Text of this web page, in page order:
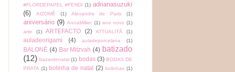
#FLORDEPAPEL #FENDI (1) adrianasuzuki
(6)
AIZOMÊ (1) Alexandre de Paris (1)
aniversário (9) AnnaMilliet (1) ano novo (1)
arte
(1) ARTEFACTO (2) ATTUALITÀ (1)
auladeorigami (4) auladeporcelana (1)
BALONÈ (4) Bar Mitzvah (4) batizado
(12) bazardenatal (1) bodas (3) BODAS DE
PRATA (1) bolinha de natal (2) bolinhas (1)